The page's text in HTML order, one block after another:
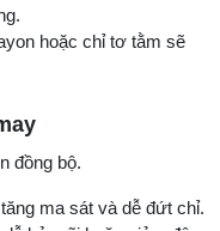
hoặc chỉ tơ tằm sẽ
đồng bộ.
ma sát và dễ đứt chỉ.